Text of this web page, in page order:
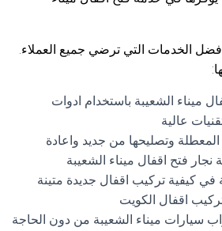
أفضل الخدمات التي ترضي جميع العملاء.
ميناء الشعيبة باستخدام ادوات
عالية
المعطلة وتصليحها من جديد واعادة
نجار فتح اقفال ميناء الشعيبة
في كيفية تركيب اقفال جديدة متينة
اقفال الكويت
سيارات ميناء الشعيبة من دون الحاجة